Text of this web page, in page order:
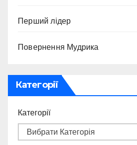
Перший лідер
Повернення Мудрика
Категорії
Категорії